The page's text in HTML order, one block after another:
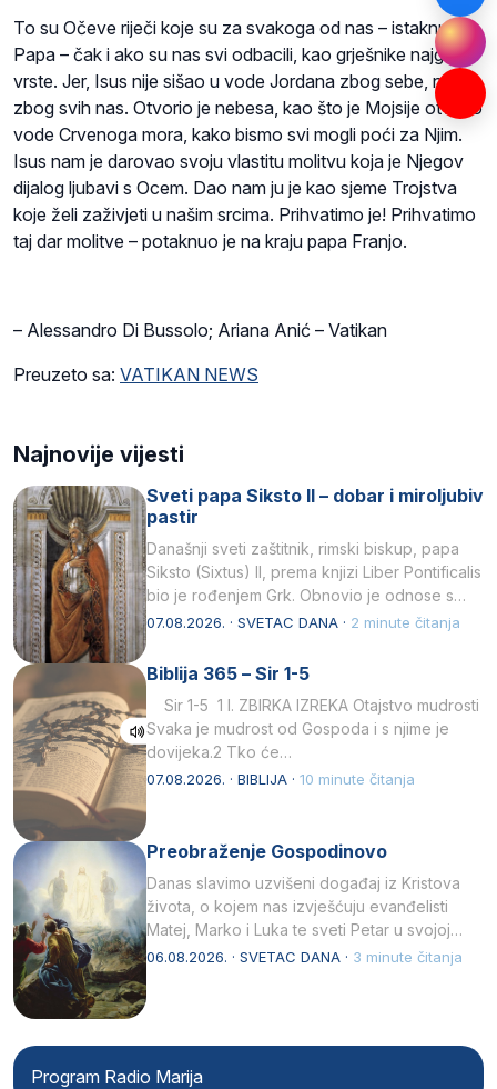
To su Očeve riječi koje su za svakoga od nas – istaknuo je
Papa – čak i ako su nas svi odbacili, kao grješnike najgore
vrste. Jer, Isus nije sišao u vode Jordana zbog sebe, nego
zbog svih nas. Otvorio je nebesa, kao što je Mojsije otvorio
vode Crvenoga mora, kako bismo svi mogli poći za Njim.
Isus nam je darovao svoju vlastitu molitvu koja je Njegov
dijalog ljubavi s Ocem. Dao nam ju je kao sjeme Trojstva
koje želi zaživjeti u našim srcima. Prihvatimo je! Prihvatimo
taj dar molitve – potaknuo je na kraju papa Franjo.
– Alessandro Di Bussolo; Ariana Anić – Vatikan
Preuzeto sa: VATIKAN NEWS
Najnovije vijesti
Sveti papa Siksto II – dobar i miroljubiv
pastir
Današnji sveti zaštitnik, rimski biskup, papa
Siksto (Sixtus) II, prema knjizi Liber Pontificalis
bio je rođenjem Grk. Obnovio je odnose s
afričkim…
07.08.2026. · SVETAC DANA · 2 minute čitanja
Biblija 365 – Sir 1-5
Sir 1-5 1 I. ZBIRKA IZREKA Otajstvo mudrosti
Svaka je mudrost od Gospoda i s njime je
dovijeka.2 Tko će…
07.08.2026. · BIBLIJA · 10 minute čitanja
Preobraženje Gospodinovo
Danas slavimo uzvišeni događaj iz Kristova
života, o kojem nas izvješćuju evanđelisti
Matej, Marko i Luka te sveti Petar u svojoj
drugoj…
06.08.2026. · SVETAC DANA · 3 minute čitanja
Program Radio Marija